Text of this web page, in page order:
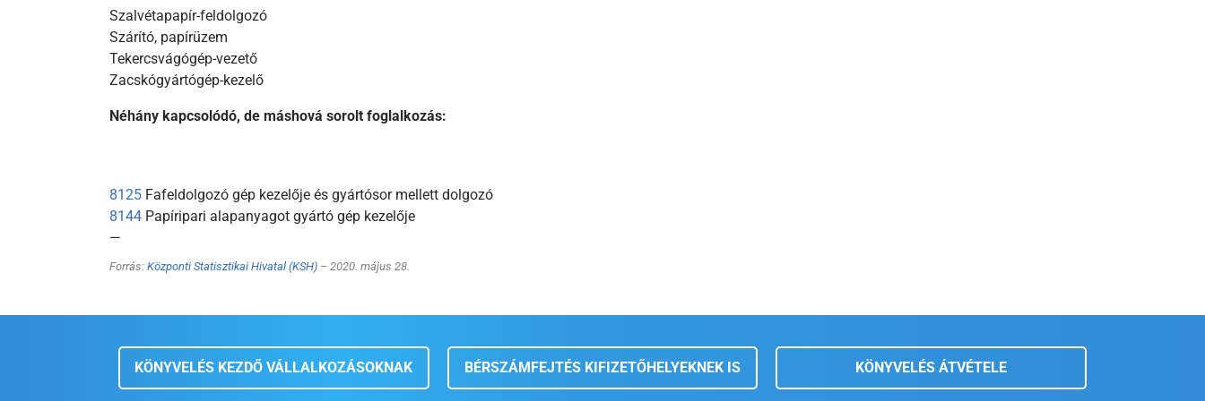
Szalvétapapír-feldolgozó
Szárító, papírüzem
Tekercsvágógép-vezető
Zacskógyártógép-kezelő
Néhány kapcsolódó, de máshová sorolt foglalkozás:
8125 Fafeldolgozó gép kezelője és gyártósor mellett dolgozó
8144 Papíripari alapanyagot gyártó gép kezelője
—
Forrás: Központi Statisztikai Hivatal (KSH) – 2020. május 28.
KÖNYVELÉS KEZDŐ VÁLLALKOZÁSOKNAK BÉRSZÁMFEJTÉS KIFIZETŐHELYEKNEK IS KÖNYVELÉS ÁTVÉTELE